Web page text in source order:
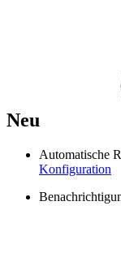
Neu
Automatische
Konfiguration